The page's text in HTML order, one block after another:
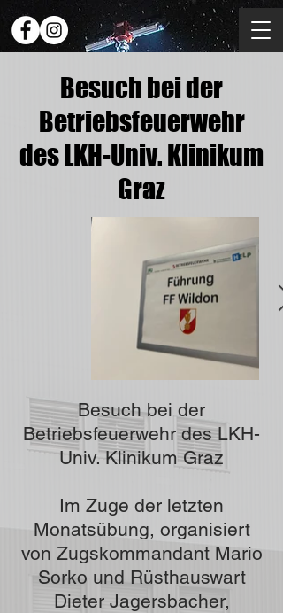
Besuch bei der
Betriebsfeuerwehr
des LKH-Univ. Klinikum
Graz
Besuch bei der
Betriebsfeuerwehr des LKH-
Univ. Klinikum Graz
Im Zuge der letzten
Monatsübung, organisiert
von Zugskommandant Mario
Sorko und Rüsthauswart
Dieter Jagersbacher,